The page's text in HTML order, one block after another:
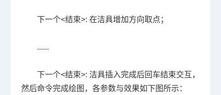
下一个<结束>: 在洁具增加方向取点；
......
下一个<结束>: 洁具插入完成后回车结束交互，
然后命令完成绘图，各参数与效果如下图所示：